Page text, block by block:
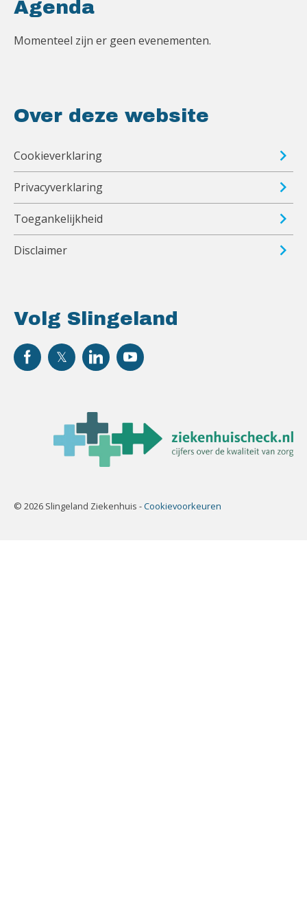
Volg Slingeland
Agenda
Momenteel zijn er geen evenementen.
Over deze website
Cookieverklaring
Privacyverklaring
Toegankelijkheid
Disclaimer
© 2026 Slingeland Ziekenhuis -Cookievoorkeuren